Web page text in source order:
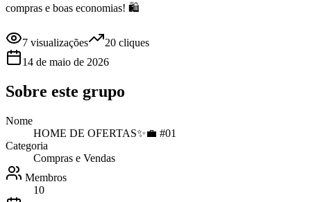
compras e boas economias! 🛍️
7 visualizações 20 cliques
14 de maio de 2026
Sobre este grupo
Nome
HOME DE OFERTAS✨💼 #01
Categoria
Compras e Vendas
Membros
10